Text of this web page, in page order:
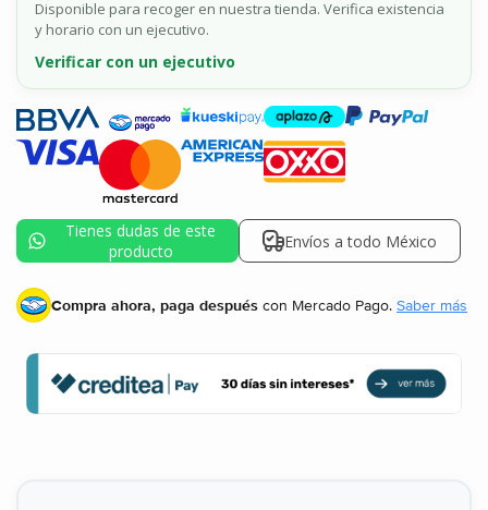
Disponible para recoger en nuestra tienda. Verifica existencia
y horario con un ejecutivo.
Verificar con un ejecutivo
Tienes dudas de este
producto
Envíos a todo México
Compra ahora, paga después con Mercado Pago. Saber más